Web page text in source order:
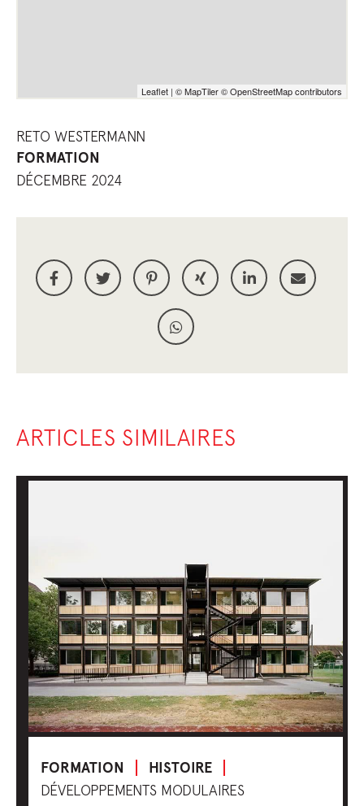
Leaflet | © MapTiler© OpenStreetMap contributors
RETO WESTERMANN
FORMATION
DÉCEMBRE 2024
ARTICLES SIMILAIRES
FORMATION HISTOIRE
DÉVELOPPEMENTS MODULAIRES